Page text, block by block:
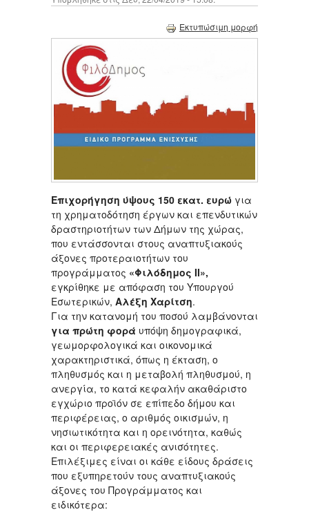
Εκτυπώσιμη μορφή
Επιχορήγηση ύψους 150 εκατ. ευρώ για
τη χρηματοδότηση έργων και επενδυτικών
δραστηριοτήτων των Δήμων της χώρας,
που εντάσσονται στους αναπτυξιακούς
άξονες προτεραιοτήτων του
προγράμματος «Φιλόδημος ΙΙ»,
εγκρίθηκε με απόφαση του Υπουργού
Εσωτερικών, Αλέξη Χαρίτση.
Για την κατανομή του ποσού λαμβάνονται
για πρώτη φορά υπόψη δημογραφικά,
γεωμορφολογικά και οικονομικά
χαρακτηριστικά, όπως η έκταση, ο
πληθυσμός και η μεταβολή πληθυσμού, η
ανεργία, το κατά κεφαλήν ακαθάριστο
εγχώριο προϊόν σε επίπεδο δήμου και
περιφέρειας, ο αριθμός οικισμών, η
νησιωτικότητα και η ορεινότητα, καθώς
και οι περιφερειακές ανισότητες.
Επιλέξιμες είναι οι κάθε είδους δράσεις
που εξυπηρετούν τους αναπτυξιακούς
άξονες του Προγράμματος και
ειδικότερα: